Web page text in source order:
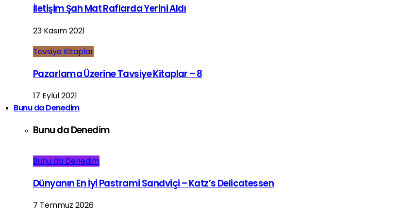
İletişim Şah Mat Raflarda Yerini Aldı
23 Kasım 2021
Tavsiye Kitaplar
Pazarlama Üzerine Tavsiye Kitaplar – 8
17 Eylül 2021
Bunu da Denedim
Bunu da Denedim
Bunu da Denedim
Dünyanın En İyi Pastrami Sandviçi – Katz’s Delicatessen
7 Temmuz 2026